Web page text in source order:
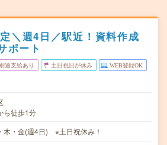
＼週4日／駅近！資料作成
ポート
途支給あり 土日祝日が休み WEB登録OK
ら徒歩1分
木・金(週4日) ※土日祝休み！